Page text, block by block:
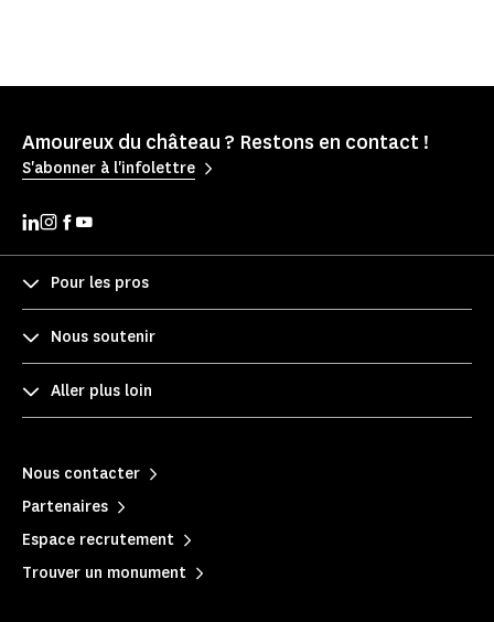
Amoureux du château ? Restons en contact !
S'abonner à l'infolettre
Pour les pros
Nous soutenir
Aller plus loin
Nous contacter
Partenaires
Espace recrutement
Trouver un monument